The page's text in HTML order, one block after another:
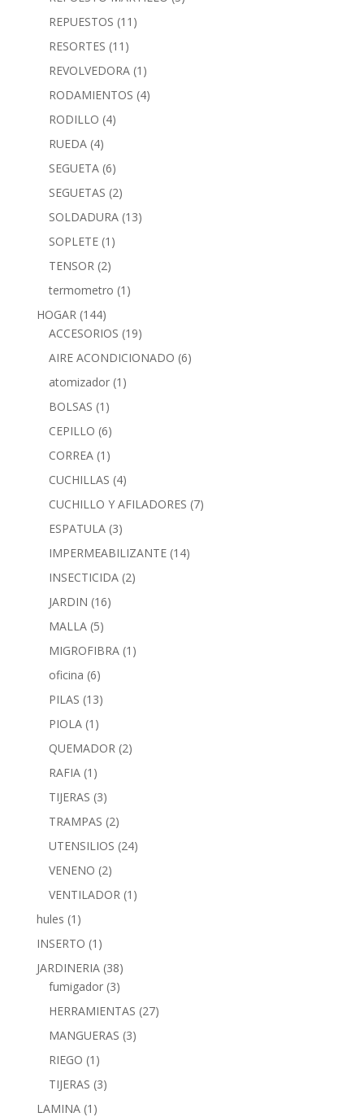
REPUESTOS (11)
RESORTES (11)
REVOLVEDORA (1)
RODAMIENTOS (4)
RODILLO (4)
RUEDA (4)
SEGUETA (6)
SEGUETAS (2)
SOLDADURA (13)
SOPLETE (1)
TENSOR (2)
termometro (1)
HOGAR (144)
ACCESORIOS (19)
AIRE ACONDICIONADO (6)
atomizador (1)
BOLSAS (1)
CEPILLO (6)
CORREA (1)
CUCHILLAS (4)
CUCHILLO Y AFILADORES (7)
ESPATULA (3)
IMPERMEABILIZANTE (14)
INSECTICIDA (2)
JARDIN (16)
MALLA (5)
MIGROFIBRA (1)
oficina (6)
PILAS (13)
PIOLA (1)
QUEMADOR (2)
RAFIA (1)
TIJERAS (3)
TRAMPAS (2)
UTENSILIOS (24)
VENENO (2)
VENTILADOR (1)
hules (1)
INSERTO (1)
JARDINERIA (38)
fumigador (3)
HERRAMIENTAS (27)
MANGUERAS (3)
RIEGO (1)
TIJERAS (3)
LAMINA (1)